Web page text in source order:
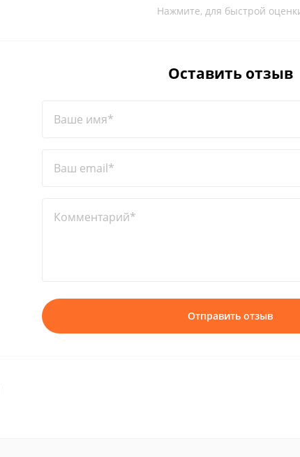
Нажмите, для быстрой
Оставить отзыв
Ваше имя*
Ваш email*
Комментарий*
Отправить отзыв